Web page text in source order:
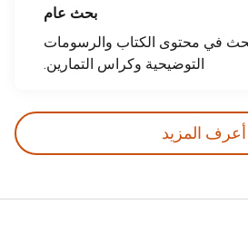
بحث عام
في محتوى الكتاب والرسومات
التوضيحية وكراس التمارين.
أعرف المزيد